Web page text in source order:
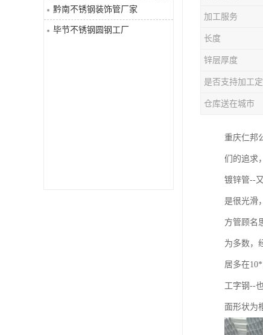
H型钢
黔南不锈钢装饰管厂家
毕节不锈钢圆钢工厂
加工服务
长度
锌层厚度
是否支持加工定
仓库送在城市
重庆仁邦
们的追求
镀锌管--
是很光滑
方管顾名
为多数，
居多在
工字钢--
面形状为